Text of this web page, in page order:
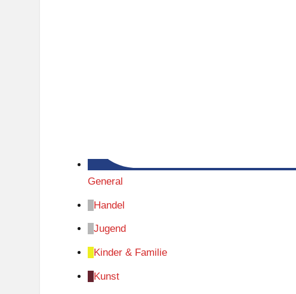
General
Handel
Jugend
Kinder & Familie
Kunst